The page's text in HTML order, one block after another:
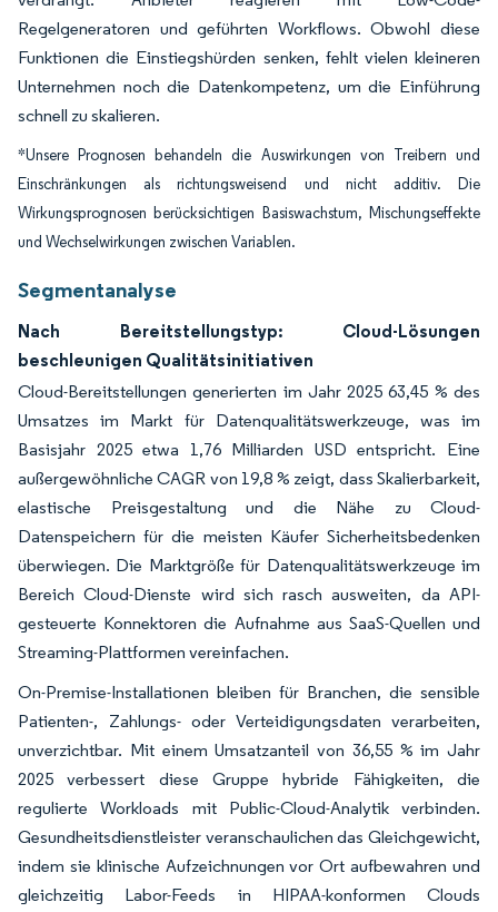
Regelgeneratoren und geführten Workflows. Obwohl diese
Funktionen die Einstiegshürden senken, fehlt vielen kleineren
Unternehmen noch die Datenkompetenz, um die Einführung
schnell zu skalieren.
*Unsere Prognosen behandeln die Auswirkungen von Treibern und
Einschränkungen als richtungsweisend und nicht additiv. Die
Wirkungsprognosen berücksichtigen Basiswachstum, Mischungseffekte
und Wechselwirkungen zwischen Variablen.
Segmentanalyse
Nach Bereitstellungstyp: Cloud-Lösungen
beschleunigen Qualitätsinitiativen
Cloud-Bereitstellungen generierten im Jahr 2025 63,45 % des
Umsatzes im Markt für Datenqualitätswerkzeuge, was im
Basisjahr 2025 etwa 1,76 Milliarden USD entspricht. Eine
außergewöhnliche CAGR von 19,8 % zeigt, dass Skalierbarkeit,
elastische Preisgestaltung und die Nähe zu Cloud-
Datenspeichern für die meisten Käufer Sicherheitsbedenken
überwiegen. Die Marktgröße für Datenqualitätswerkzeuge im
Bereich Cloud-Dienste wird sich rasch ausweiten, da API-
gesteuerte Konnektoren die Aufnahme aus SaaS-Quellen und
Streaming-Plattformen vereinfachen.
On-Premise-Installationen bleiben für Branchen, die sensible
Patienten-, Zahlungs- oder Verteidigungsdaten verarbeiten,
unverzichtbar. Mit einem Umsatzanteil von 36,55 % im Jahr
2025 verbessert diese Gruppe hybride Fähigkeiten, die
regulierte Workloads mit Public-Cloud-Analytik verbinden.
Gesundheitsdienstleister veranschaulichen das Gleichgewicht,
indem sie klinische Aufzeichnungen vor Ort aufbewahren und
gleichzeitig Labor-Feeds in HIPAA-konformen Clouds